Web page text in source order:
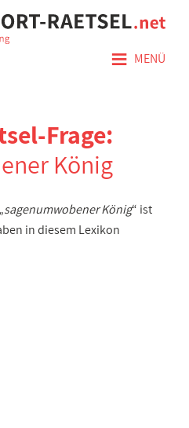
≡ MENÜ
Frage:
König
sagenumwobener König“ ist
in diesem Lexikon